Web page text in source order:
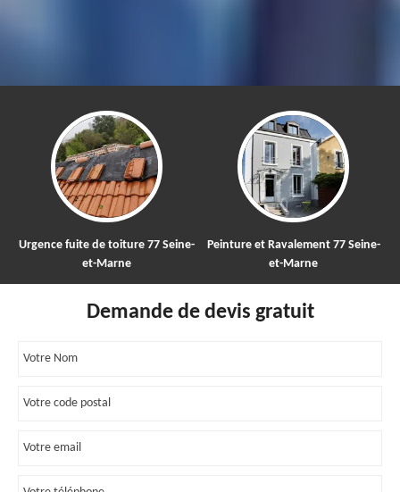
Urgence fuite de toiture 77 Seine-
et-Marne
Peinture et Ravalement 77 Seine-
et-Marne
Demande de devis gratuit